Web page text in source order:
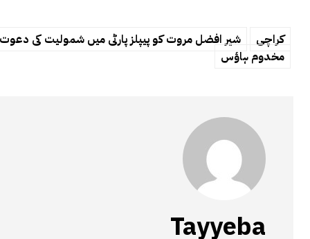
شیر افضل مروت کو پیپلز پارٹی میں شمولیت کی
کراچی
مخدوم ہاؤس
Tayyeba